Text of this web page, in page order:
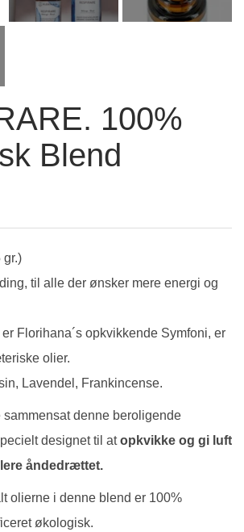
100%
Blend
gr.)
til alle der ønsker mere energi og
Florihana´s opkvikkende Symfoni, er
olier.
Lavendel, Frankincense.
denne beroligende
designet til atopkvikke og gi luft
åndedrættet.
olierne i denne blend er 100%
økologisk.